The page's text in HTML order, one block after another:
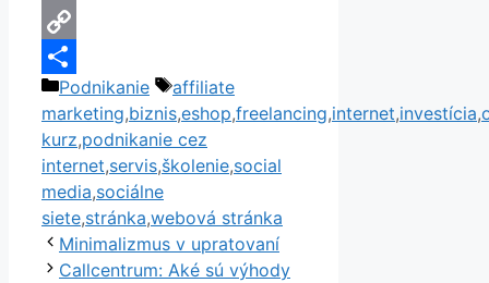
Email
Copy
Link
Share
Kategórie
Podnikanie Značky
affiliate
marketing,biznis,eshop,freelancing,internet,investícia,
kurz,podnikanie cez
internet,servis,školenie,social
media,sociálne
siete,stránka,webová stránka
Minimalizmus v upratovaní
Callcentrum: Aké sú výhody